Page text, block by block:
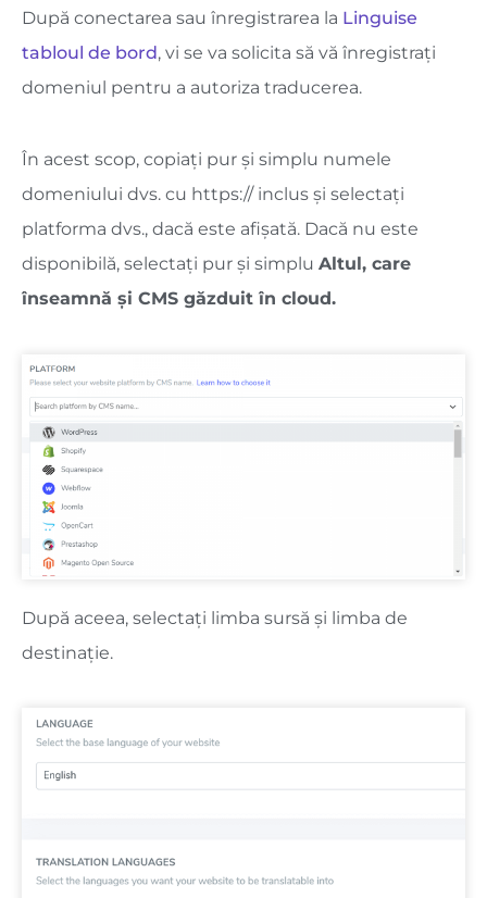
După conectarea sau înregistrarea la Linguise
tabloul de bord, vi se va solicita să vă înregistrați
domeniul pentru a autoriza traducerea.
În acest scop, copiați pur și simplu numele
domeniului dvs. cu https:// inclus și selectați
platforma dvs., dacă este afișată. Dacă nu este
disponibilă, selectați pur și simplu Altul, care
înseamnă și CMS găzduit în cloud.
După aceea, selectați limba sursă și limba de
destinație.